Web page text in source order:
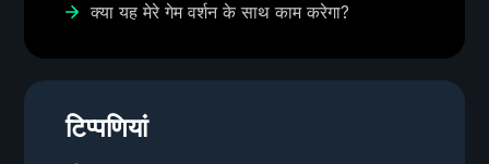
क्या यह मेरे गेम वर्शन के साथ काम करेगा?
टिप्पणियां